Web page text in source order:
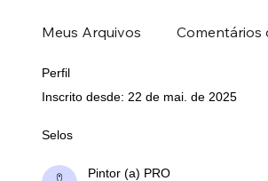
Meus Arquivos Comentários
Perfil
Inscrito desde: 22 de mai. de 2025
Selos
Pintor (a) PRO